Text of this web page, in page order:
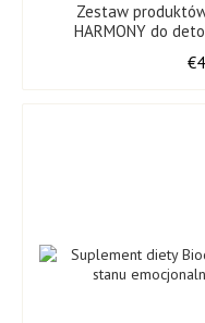
Zestaw
HARMONY do